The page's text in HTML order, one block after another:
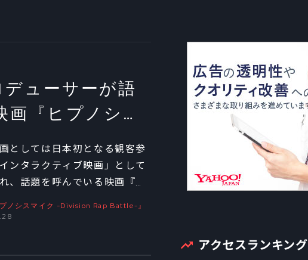
デューサーが語
画『ヒプノシス
ク -Division Rap
』のこだわり
たライブ演出②
としては日本初となる観客参
ンタラクティブ映画」として
、話題を呼んでいる映画『ヒ
。アニメーション制作を務
ノシスマイク -Division Rap Battle-』
アクセスランキング